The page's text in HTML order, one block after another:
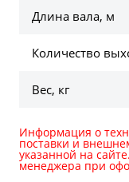
Длина вала, м
Количество
Вес, кг
Информация о
поставки и
указанной на
менеджера при